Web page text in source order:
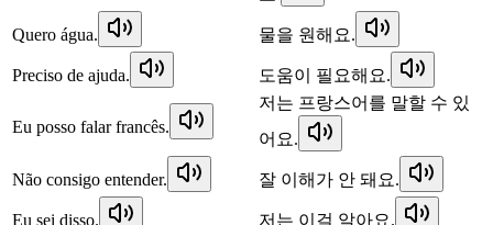
Quero água. 물을 원해요.
Preciso de ajuda. 도움이 필요해요.
Eu posso falar francês.
저는 프랑스어를 말할 수 있
어요.
Não consigo entender. 잘 이해가 안 돼요.
Eu sei disso. 저는 이걸 알아요.